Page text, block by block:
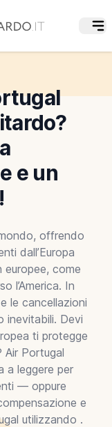
e un
offrendo
dall’Europa
europee, come
l’America. In
le cancellazioni
inevitabili. Devi
ti protegge
Air Portugal
a leggere per
— oppure
e
utilizzando .